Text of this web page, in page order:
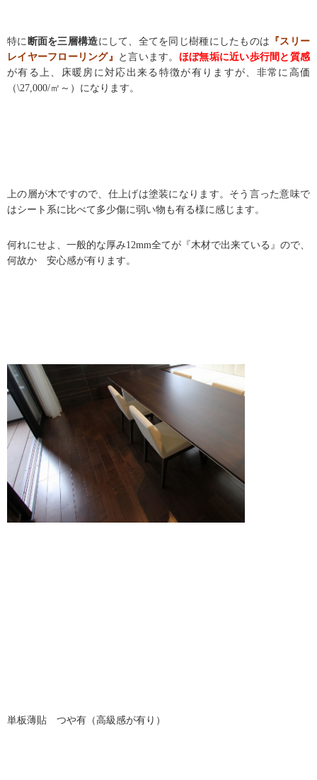
特に 断面を三層構造にして、全てを同じ樹種にしたものは 『スリー
レイヤーフローリング』
と言います。 ほぼ無垢に近い歩行間と質感
が有る上、床暖房に対応出来る特徴が有りますが、非常に高価
（\27,000/㎡～）になります。
上の層が木ですので、仕上げは塗装になります。そう言った意味で
はシート系に比べて多少傷に弱い物も有る様に感じます。
何れにせよ、一般的な厚み12mm全てが『木材で出来ている』ので、
何故か 安心感が有ります。
単板薄貼 つや有（高級感が有り）